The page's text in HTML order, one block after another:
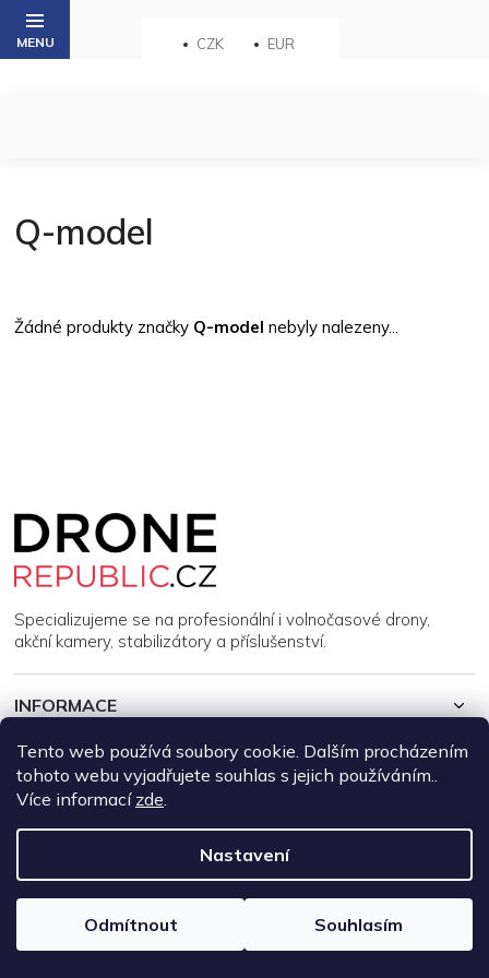
Tento web používá soubory cookie. Dalším procházením
tohoto webu vyjadřujete souhlas s jejich používáním..
Více informací zde.
Nastavení
Odmítnout Souhlasím
Přejít
obsah
CZK EUR
Q-model
Žádné produkty značky Q-model nebyly nalezeny...
Specializujeme se na profesionální i volnočasové drony,
akční kamery, stabilizátory a příslušenství.
INFORMACE
MŮJ ÚČET
Copyright 2026DroneRepublic.cz. Všechna práva vyhrazena.
Upravit nastavení cookies